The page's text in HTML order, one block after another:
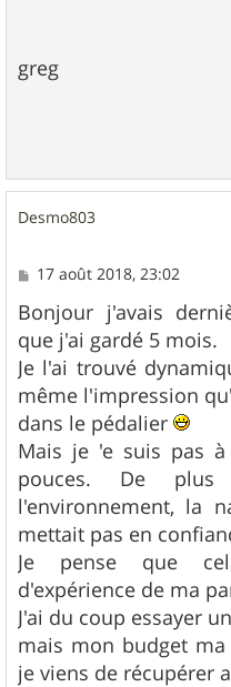
greg
Desmo803
M
s
s
a
g
e
17 août 2018, 23:02
Bonjour j'avais
que j'ai gardé 5 mois.
Je l'ai trouvé
même l'impression
dans le pédalier
Mais je 'e suis pas à
pouces. De plus
l'environnement, la
mettait pas en
Je pense que
d'expérience de ma
J'ai du coup essayer
mais mon budget
je viens de récupérer